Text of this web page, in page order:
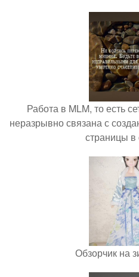
Работа в MLM, то есть
неразрывно связана с
страницы в
Обзорчик на